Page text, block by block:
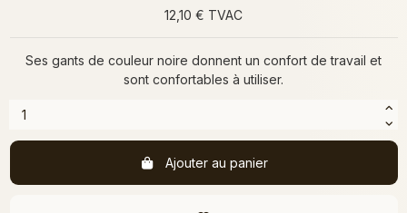
12,10 € TVAC
Ses gants de couleur noire donnent un confort de travail et
sont confortables à utiliser.
Ajouter au panier